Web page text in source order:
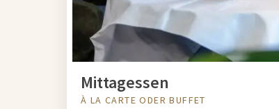
Mittagessen
À LA CARTE ODER BUFFET